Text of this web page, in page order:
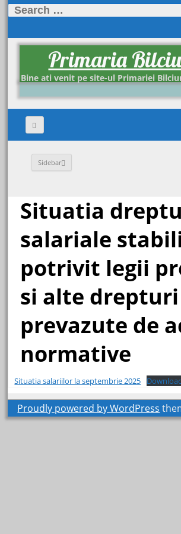
Search
Primaria
Bine ati venit pe site-ul Primariei
Sidebar
Situatia
salariale
potrivit legii
si alte drepturi
prevazute de
normative
Situatia salariilor la septembrie 2025
Proudly powered by WordPress